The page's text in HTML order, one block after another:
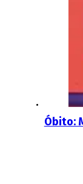
Óbito: